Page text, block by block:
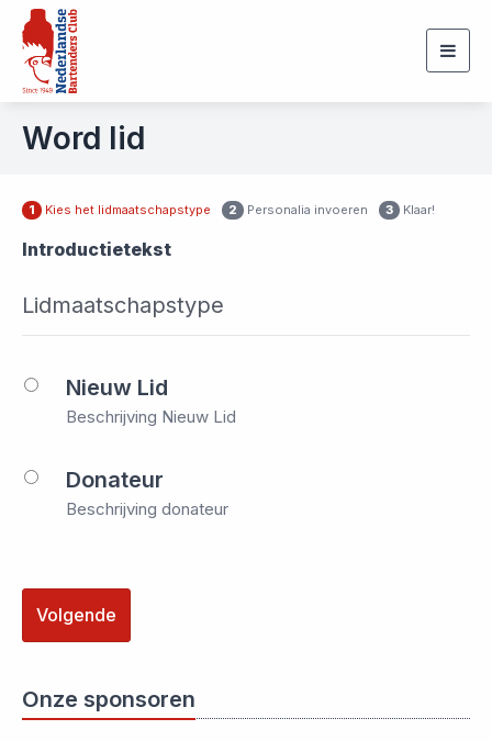
Word lid
1 Kies het lidmaatschapstype 2 Personalia invoeren 3 Klaar!
Introductietekst
Lidmaatschapstype
Nieuw Lid
Beschrijving Nieuw Lid
Donateur
Beschrijving donateur
Volgende
Onze sponsoren